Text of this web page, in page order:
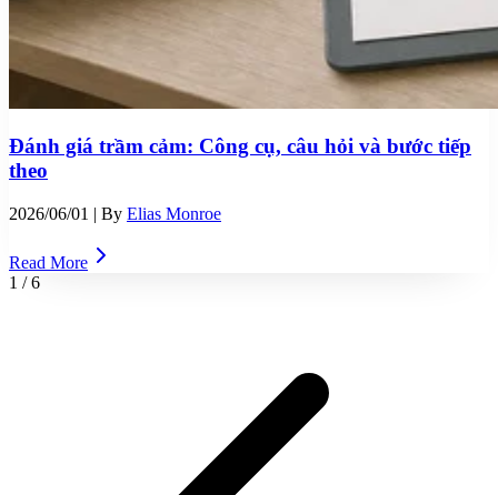
Đánh giá trầm cảm: Công cụ, câu hỏi và bước tiếp
theo
2026/06/01 | By Elias Monroe
Read More
1 /6